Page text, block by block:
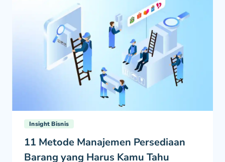
Insight Bisnis
11 Metode Manajemen Persediaan
Barang yang Harus Kamu Tahu